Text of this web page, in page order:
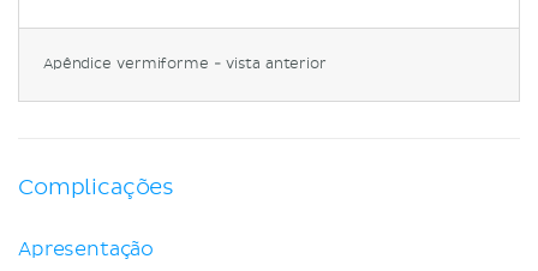
Apêndice vermiforme - vista anterior
Complicações
Apresentação